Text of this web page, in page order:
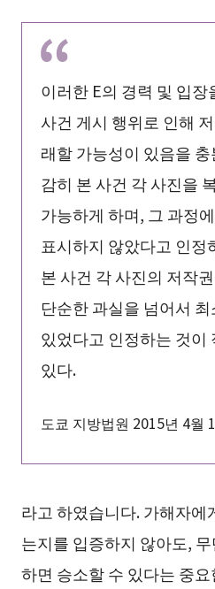
이러한 E의 경력 및 입장
사건 게시 행위로 인해
래할 가능성이 있음을
감히 본 사건 각 사진을
가능하게 하며, 그 과정
표시하지 않았다고 인정
본 사건 각 사진의 저작
단순한 과실을 넘어서
있었다고 인정하는 것이
있다.
도쿄 지방법원 2015년 4월
라고 하였습니다. 가해자에
는지를 입증하지 않아도,
하면 승소할 수 있다는 중